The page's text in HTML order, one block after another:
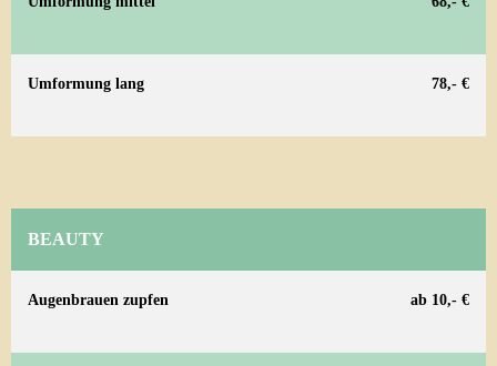
Umformung lang 78,- €
BEAUTY
Augenbrauen zupfen ab 10,- €